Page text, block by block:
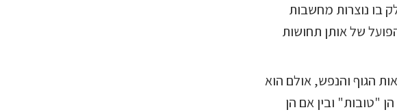
בו נוצרות מחשבות
של אותן תחושות
הגוף והנפש, אולם הוא
"טובות" ובין אם הן